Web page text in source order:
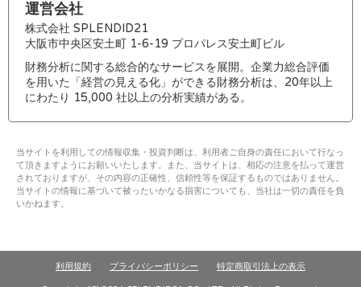
運営会社
株式会社 SPLENDID21
大阪市中央区安土町 1-6-19 プロパレス安土町ビル
財務分析に関する総合的なサービスを展開。企業力総合評価
を用いた「経営の見える化」ができる財務分析は、20年以上
にわたり 15,000 社以上の分析実績がある。
当サイトを利用しての情報収集・投資判断は、利用者ご自身の責任において行なっ
て頂きますようにお願いいたします。また、当サイトは、相応の注意を払って運営
されておりますが、その内容の正確性、信頼性等を保証するものではありません。
当サイトの情報に基づいて被ったいかなる損害についても、当社は一切の責任を負
いかねます。
利用規約 プライバシーポリシー 特定商取引法上の表示